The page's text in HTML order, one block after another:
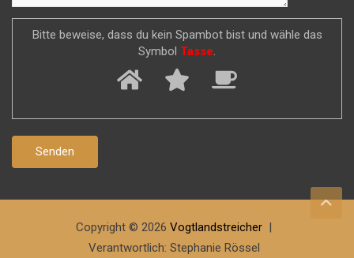
Bitte beweise, dass du kein Spambot bist und wähle das
Symbol Tasse.
Copyright © 2026 Vogtlandstreicher
Verantwortlich: Stephanie Rössel